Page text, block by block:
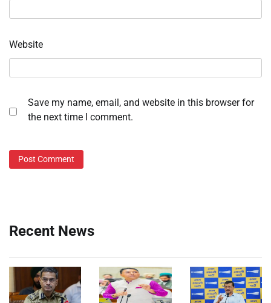
Website
Save my name, email, and website in this browser for
the next time I comment.
Recent News